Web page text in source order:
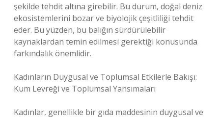
şekilde tehdit altına girebilir. Bu durum, doğal deniz
ekosistemlerini bozar ve biyolojik çeşitliliği tehdit
eder. Bu yüzden, bu balığın sürdürülebilir
kaynaklardan temin edilmesi gerektiği konusunda
farkındalık önemlidir.
Kadınların Duygusal ve Toplumsal Etkilerle Bakışı:
Kum Levreği ve Toplumsal Yansımaları
Kadınlar, genellikle bir gıda maddesinin duygusal ve